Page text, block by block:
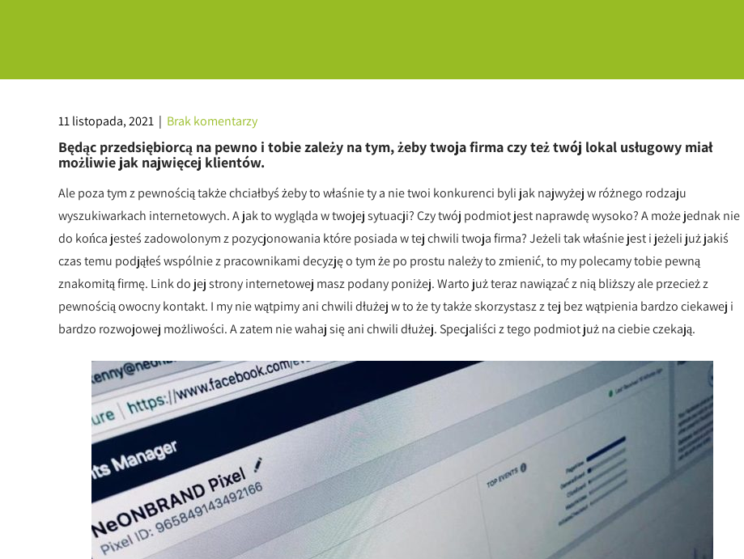
11 listopada, 2021 | Brak komentarzy
Będąc przedsiębiorcą na pewno i tobie zależy na tym, żeby twoja firma czy też twój lokal usługowy miał
możliwie jak najwięcej klientów.
Ale poza tym z pewnością także chciałbyś żeby to właśnie ty a nie twoi konkurenci byli jak najwyżej w różnego rodzaju
wyszukiwarkach internetowych. A jak to wygląda w twojej sytuacji? Czy twój podmiot jest naprawdę wysoko? A może jednak nie
do końca jesteś zadowolonym z pozycjonowania które posiada w tej chwili twoja firma? Jeżeli tak właśnie jest i jeżeli już jakiś
czas temu podjąłeś wspólnie z pracownikami decyzję o tym że po prostu należy to zmienić, to my polecamy tobie pewną
znakomitą firmę. Link do jej strony internetowej masz podany poniżej. Warto już teraz nawiązać z nią bliższy ale przecież z
pewnością owocny kontakt. I my nie wątpimy ani chwili dłużej w to że ty także skorzystasz z tej bez wątpienia bardzo ciekawej i
bardzo rozwojowej możliwości. A zatem nie wahaj się ani chwili dłużej. Specjaliści z tego podmiot już na ciebie czekają.